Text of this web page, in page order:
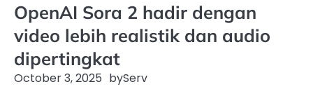
OpenAI Sora 2 hadir dengan
video lebih realistik dan audio
dipertingkat
October 3, 2025 byServ